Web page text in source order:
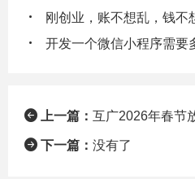
刚创业，账不想乱，钱不想多花
开发一个微信小程序需要
上一篇： 互广2026年春节
下一篇： 没有了